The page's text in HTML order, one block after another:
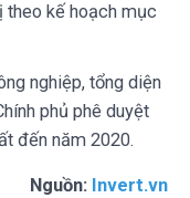
theo kế hoạch mục
nghiệp, tổng diện
phủ phê duyệt
đến năm 2020.
Nguồn: Invert.vn